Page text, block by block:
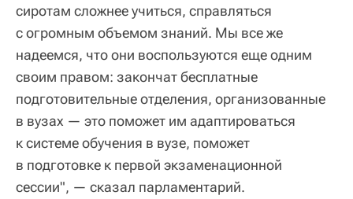
сиротам сложнее учиться, справляться
с огромным объемом знаний. Мы все же
надеемся, что они воспользуются еще одним
своим правом: закончат бесплатные
подготовительные отделения, организованные
в вузах — это поможет им адаптироваться
к системе обучения в вузе, поможет
в подготовке к первой экзаменационной
сессии", — сказал парламентарий.